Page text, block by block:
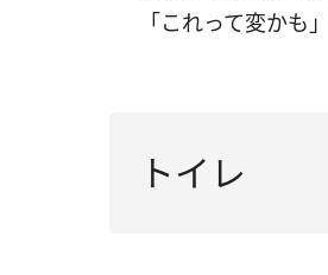
「これって変かも
トイレ